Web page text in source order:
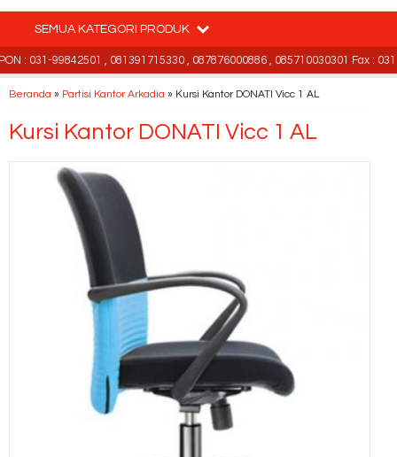
SEMUA KATEGORI PRODUK
: 031-99842501 , 081391715330 , 087876000886 , 085710030301 Fax : 031-
Beranda » Partisi Kantor Arkadia » Kursi Kantor DONATI Vicc 1 AL
Kursi Kantor DONATI Vicc 1 AL